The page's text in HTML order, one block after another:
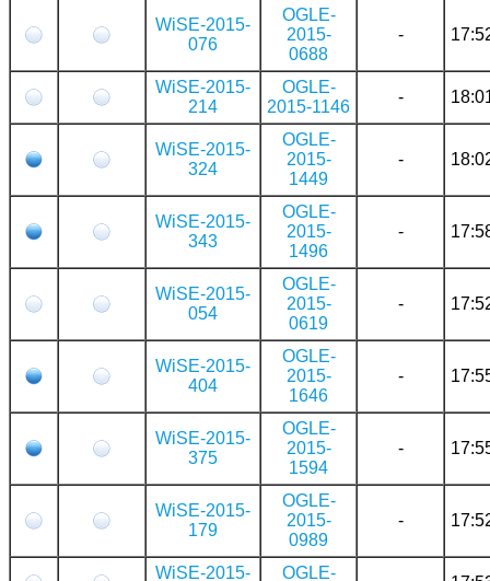
WiSE-2015-
076
OGLE-
2015-
0688
-
WiSE-2015-
214
OGLE-
2015-1146
-
WiSE-2015-
324
OGLE-
2015-
1449
-
WiSE-2015-
343
OGLE-
2015-
1496
-
WiSE-2015-
054
OGLE-
2015-
0619
-
WiSE-2015-
404
OGLE-
2015-
1646
-
WiSE-2015-
375
OGLE-
2015-
1594
-
WiSE-2015-
179
OGLE-
2015-
0989
-
WiSE-2015- OGLE-